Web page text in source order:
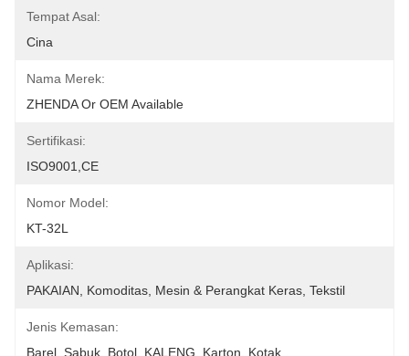
Tempat Asal:
Cina
Nama Merek:
ZHENDA Or OEM Available
Sertifikasi:
ISO9001,CE
Nomor Model:
KT-32L
Aplikasi:
PAKAIAN, Komoditas, Mesin & Perangkat Keras, Tekstil
Jenis Kemasan:
Barel, Sabuk, Botol, KALENG, Karton, Kotak